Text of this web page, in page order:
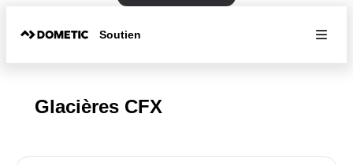
Soutien
Glacières CFX